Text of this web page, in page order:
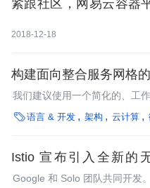
紧跟社区，网易云容器
2018-12-18
构建面向整合服务网格
我们建议使用一个简化的、工
不受特定服务网格实现细节的
语言 & 开发 架构 云计算
Istio 宣布引入全新的
sidecar 模式依然保留
Google 和 Solo 团队共同开发。